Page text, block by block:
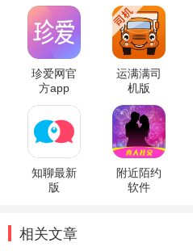
珍爱网官
方app
运满满司
机版
知聊最新
版
附近陌约
软件
相关文章